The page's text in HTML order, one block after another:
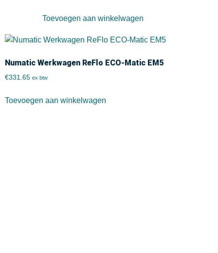
Toevoegen aan winkelwagen
Numatic Werkwagen ReFlo ECO-Matic EM5
€331.65 ex btw
Toevoegen aan winkelwagen